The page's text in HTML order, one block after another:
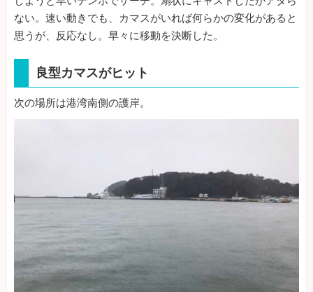
ない。速い動きでも、カマスがいれば何らかの変化があると
思うが、反応なし。早々に移動を決断した。
良型カマスがヒット
次の場所は港湾南側の護岸。